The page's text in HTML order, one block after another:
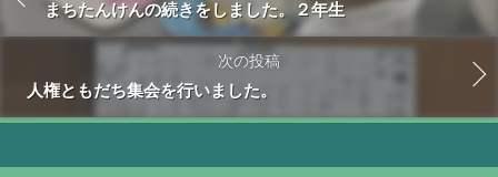
まちたんけんの続きをしました。２年生
次の投稿
人権ともだち集会を行いました。